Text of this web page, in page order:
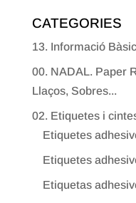
CATEGORIES
13. Informació
00. NADAL. Paper
Llaços, Sobres...
02. Etiquetes i
Etiquetes
Etiquetes
Etiquetas